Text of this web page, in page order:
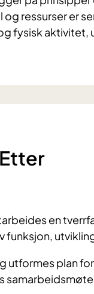
og ressurser er
fysisk aktivitet,
Etter
en
funksjon,
utformes plan